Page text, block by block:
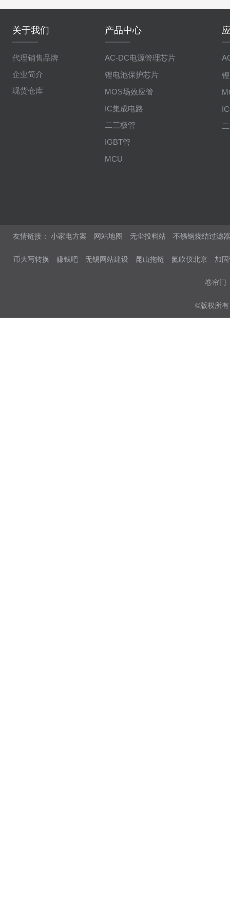
关于我们
代理销售品牌
企业简介
现货仓库
产品中心
AC-DC电源管理芯片
锂电池保护芯片
MOS场效应管
IC集成电路
二三极管
IGBT管
MCU
友情链接： 小家电方案 网站地图 无尘投料站 不锈钢烧结过滤器
币大写转换 赚钱吧 无锡网站建设 昆山拖链 氮吹仪北京 加
卷帘门
©版权所